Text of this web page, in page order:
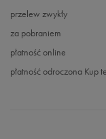
przelew zwykły
za pobraniem
płatność online
płatność odroczona Kup